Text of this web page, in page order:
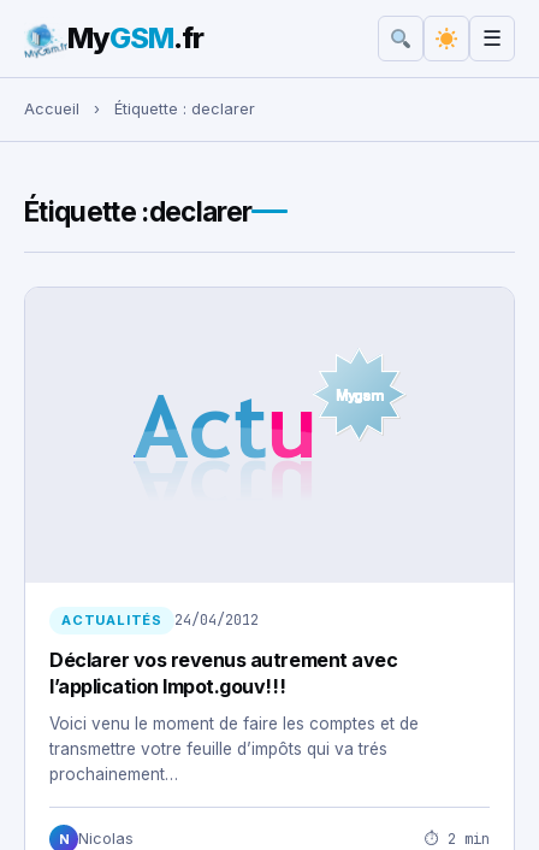
Rechercher :
MyGSM.fr ☰
Accueil › Étiquette : declarer
Étiquette :declarer
ACTUALITÉS 24/04/2012
Déclarer vos revenus autrement avec
l’application Impot.gouv!!!
Voici venu le moment de faire les comptes et de
transmettre votre feuille d’impôts qui va trés
prochainement…
N Nicolas ⏱ 2 min